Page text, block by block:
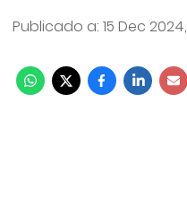
Publicado a: 15 Dec